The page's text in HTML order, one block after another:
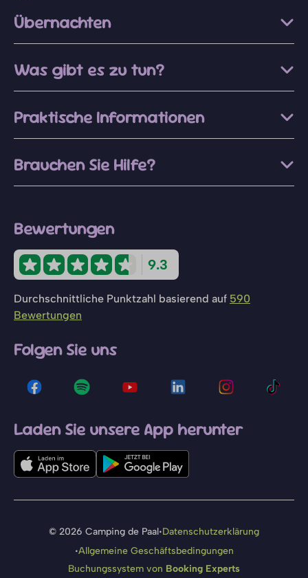
Übernachten
Was gibt es zu tun?
Praktische Informationen
Brauchen Sie Hilfe?
Bewertungen
9.3
Durchschnittliche Punktzahl basierend auf 590
Bewertungen
Folgen Sie uns
Laden Sie unsere App herunter
© 2026 Camping de Paal·Datenschutzerklärung
·Allgemeine Geschäftsbedingungen
Buchungssystem von Booking Experts